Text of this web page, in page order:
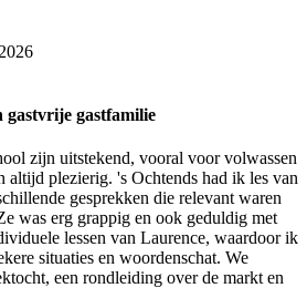
gastvrije gastfamilie
zijn uitstekend, vooral voor volwassen
altijd plezierig. 's Ochtends had ik les van
gesprekken die relevant waren
was erg grappig en ook geduldig met
lessen van Laurence, waardoor ik
situaties en woordenschat. We
een rondleiding over de markt en